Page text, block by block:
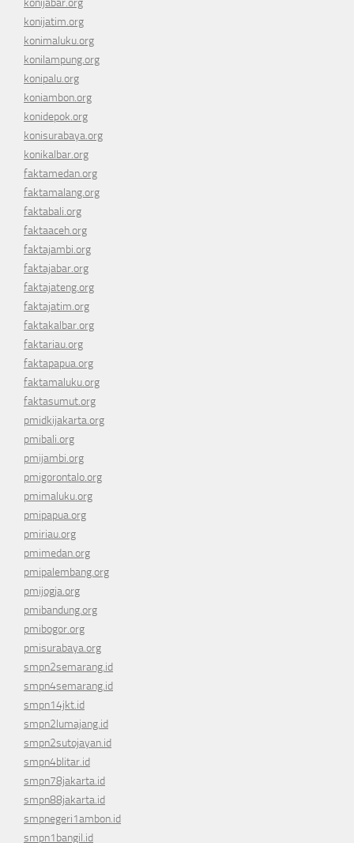
konijabar.org
konijatim.org
konimaluku.org
konilampung.org
konipalu.org
koniambon.org
konidepok.org
konisurabaya.org
konikalbar.org
faktamedan.org
faktamalang.org
faktabali.org
faktaaceh.org
faktajambi.org
faktajabar.org
faktajateng.org
faktajatim.org
faktakalbar.org
faktariau.org
faktapapua.org
faktamaluku.org
faktasumut.org
pmidkijakarta.org
pmibali.org
pmijambi.org
pmigorontalo.org
pmimaluku.org
pmipapua.org
pmiriau.org
pmimedan.org
pmipalembang.org
pmijogja.org
pmibandung.org
pmibogor.org
pmisurabaya.org
smpn2semarang.id
smpn4semarang.id
smpn14jkt.id
smpn2lumajang.id
smpn2sutojayan.id
smpn4blitar.id
smpn78jakarta.id
smpn88jakarta.id
smpnegeri1ambon.id
smpn1bangil.id